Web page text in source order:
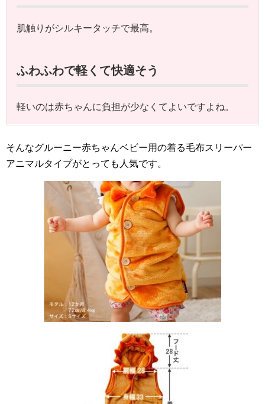
肌触りがシルキータッチで最高。
ふわふわで軽くて快適そう
軽いのは赤ちゃんに負担が少なくてよいですよね。
そんなグルーニー赤ちゃんベビー用の着る毛布スリーパー
アニマルタイプがとっても人気です。